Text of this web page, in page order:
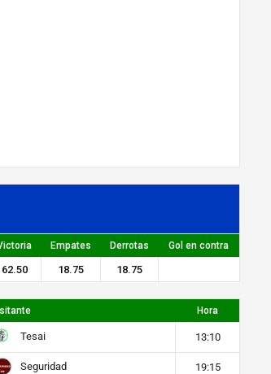
Empates Derrotas Gol en contra
62.50 18.75 18.75
Hora
Tesai 13:10
Seguridad 19:15